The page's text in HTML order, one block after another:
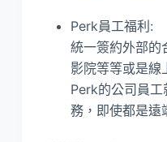
Perk員工福利:
統一簽約外部的
影院等等或是線
Perk的公司員
務，即使都是遠